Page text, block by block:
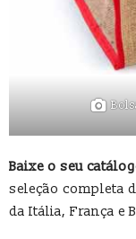
Baixe o seu
seleção completa
da Itália, França e